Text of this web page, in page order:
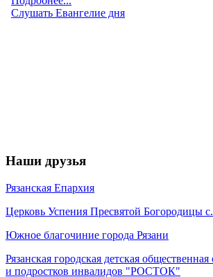
Наши друзья
Рязанская Епархия
Церковь Успения Пресвятой Богородицы
Южное благочиние города Рязани
Рязанская городская детская
и подростков инвалидов "РОСТОК"